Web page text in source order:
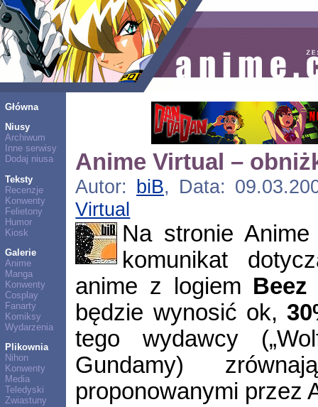
Główna
Niusy
Archiwum
Inne serwisy
Dodaj niusa
Teksty
Recenzje
Konwenty
Felietony
Humor
Kiosk
Galerie
Anime
Manga
Konwenty
Cosplay
Fanarty
Komiksy
Wydarzenia
Plikownia
Nihon
Konwenty
Media
Teledyski
Zwiastuny
Anime Virtual –
Autor: biB, Data:
Virtual
Na stronie
komunikat
anime z logiem Beez
będzie wynosić ok,
tego wydawcy
Gundamy)
proponowanymi przez